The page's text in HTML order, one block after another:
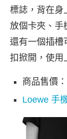
標誌，背在身
放個卡夾、手
還有一個插槽
扣掀開，使用
商品售價
Loewe 手